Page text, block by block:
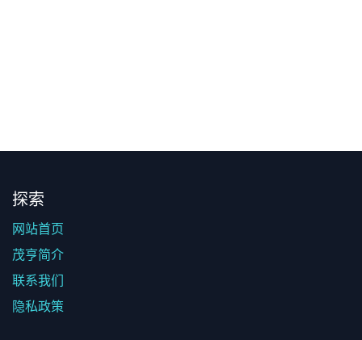
探索
网站首页
茂亨简介
联系我们
隐私政策